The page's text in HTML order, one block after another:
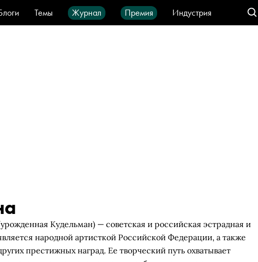
Темы Журнал Премия
Индустрия
Стиль
Видео Город IT-продукты
Кудельман) — советская и российская эстрадная и
народной артисткой Российской Федерации, а также
престижных наград. Ее творческий путь охватывает